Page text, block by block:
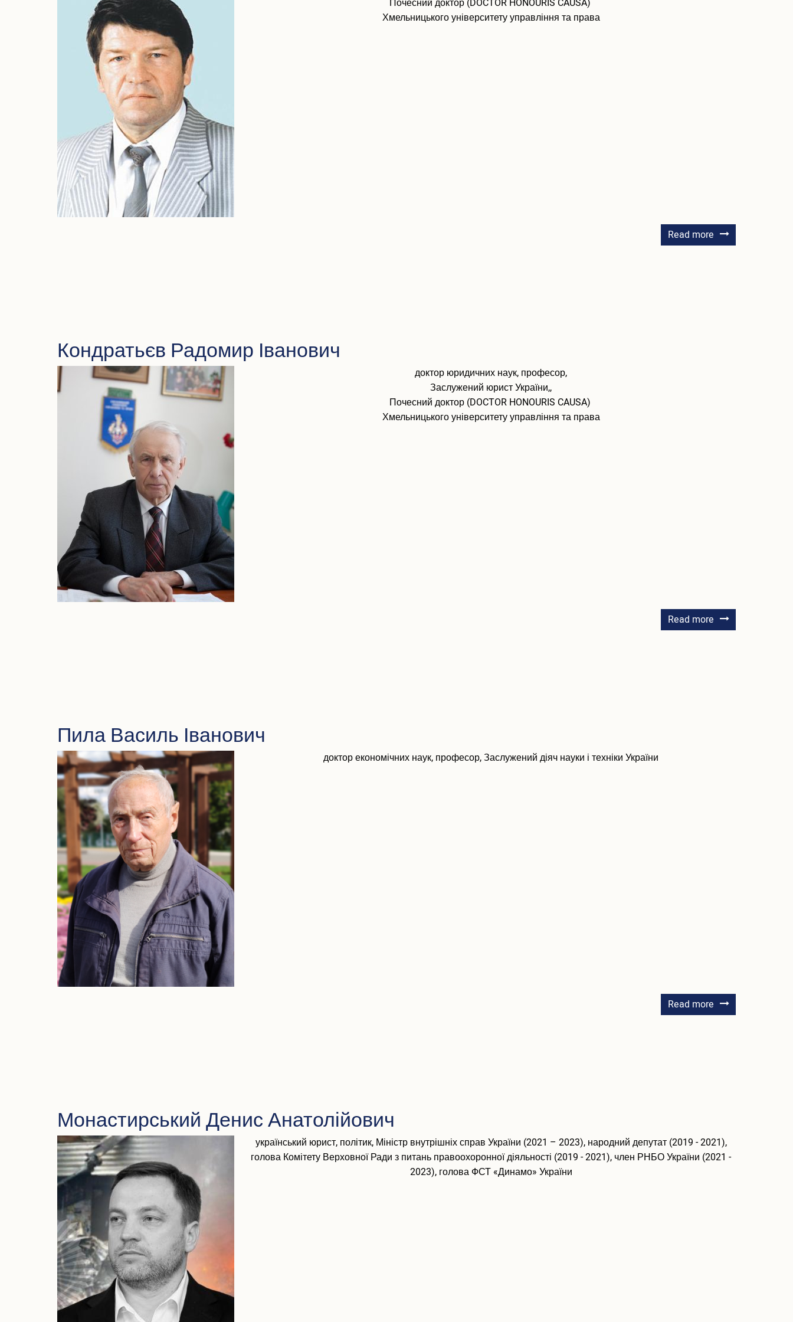
Почесний доктор (DOCTOR HONOURIS CAUSA)
Хмельницького університету управління та права
Read more about
Андрушко
Кондратьєв Радомир Іванович
доктор юридичних наук, професор,
Заслужений юрист України,,
Почесний доктор (DOCTOR HONOURIS CAUSA)
Хмельницького університету управління та права
Read more about
Кондратьєв
Пила Василь Іванович
доктор економічних наук, професор, Заслужений діяч науки і техніки України
Read more about
Пила
Монастирський Денис Анатолійович
український юрист, політик, Міністр внутрішніх справ України (2021 – 2023), народний депутат (2019 - 2021),
голова Комітету Верховної Ради з питань правоохоронної діяльності (2019 - 2021), член РНБО України (2021 -
2023), голова ФСТ «Динамо» України